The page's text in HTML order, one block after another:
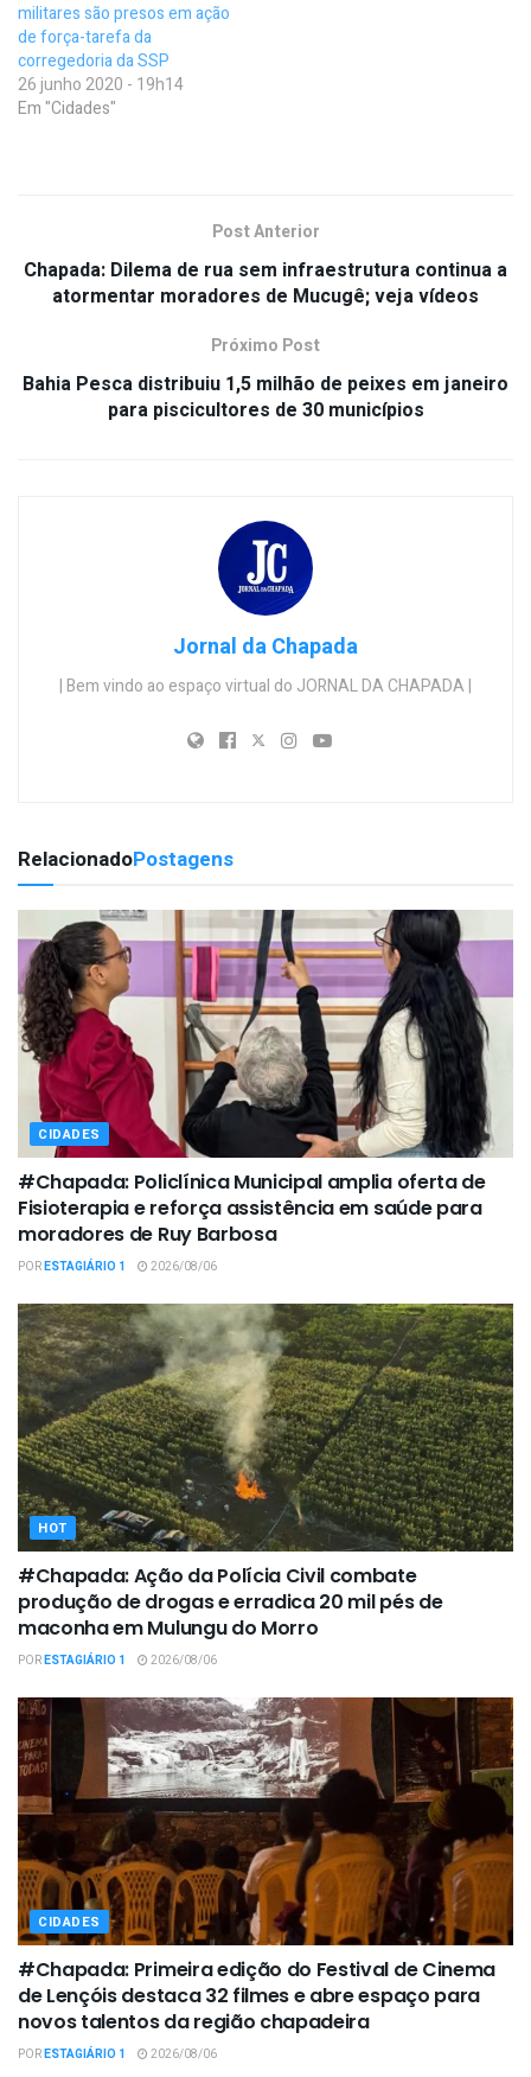
militares são presos em ação
de força-tarefa da
corregedoria da SSP
26 junho 2020 - 19h14
Em "Cidades"
Post Anterior
Chapada: Dilema de rua sem infraestrutura continua a
atormentar moradores de Mucugê; veja vídeos
Próximo Post
Bahia Pesca distribuiu 1,5 milhão de peixes em janeiro
para piscicultores de 30 municípios
Jornal da Chapada
| Bem vindo ao espaço virtual do JORNAL DA CHAPADA |
RelacionadoPostagens
CIDADES
#Chapada: Policlínica Municipal amplia oferta de
Fisioterapia e reforça assistência em saúde para
moradores de Ruy Barbosa
PORESTAGIÁRIO 1 2026/08/06
HOT
#Chapada: Ação da Polícia Civil combate
produção de drogas e erradica 20 mil pés de
maconha em Mulungu do Morro
PORESTAGIÁRIO 1 2026/08/06
CIDADES
#Chapada: Primeira edição do Festival de Cinema
de Lençóis destaca 32 filmes e abre espaço para
novos talentos da região chapadeira
PORESTAGIÁRIO 1 2026/08/06